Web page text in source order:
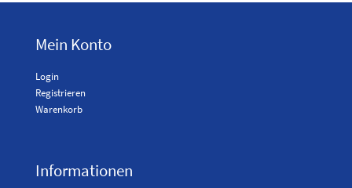
Mein Konto
Login
Registrieren
Warenkorb
Informationen